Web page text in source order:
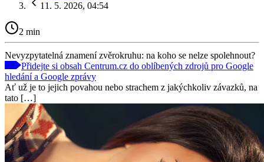
11. 5. 2026, 04:54
2 min
Nevyzpytatelná znamení zvěrokruhu: na koho se nelze spolehnout?
Přidejte si obsah Centrum.cz do oblíbených zdrojů pro Google
hledání a Google zprávy
Ať už je to jejich povahou nebo strachem z jakýchkoliv závazků, na
tato […]